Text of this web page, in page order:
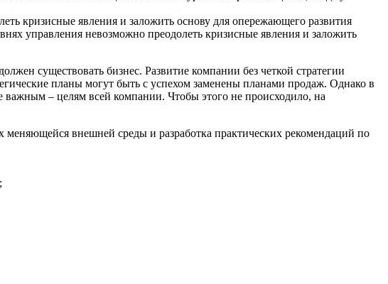
кризисные явления и заложить основу для опережающего развития
управления невозможно преодолеть кризисные явления и заложить
существовать бизнес. Развитие компании без четкой стратегии
планы могут быть с успехом заменены планами продаж. Однако в
важным – целям всей компании. Чтобы этого не происходило, на
меняющейся внешней среды и разработка практических рекомендаций по